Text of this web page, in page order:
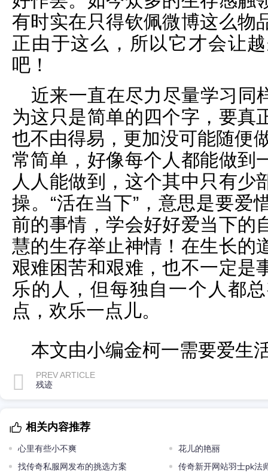
有时实在只得钦佩微博这么物
正由于这么，所以它才会让
吧！
近来一直在尽力尽量学习
为这只是简单的四个字，要真
也不由得易，更加没可能随便
常简单，好像每个人都能做到
人人能做到，这个其中只有少
操。“活在当下”，意思是要爱
前的事情，学会好好爱当下的
慧的生存举止神情！在生长的
艰难困苦和艰难，也不一定是
乐的人，但每独自一个人都
点，欢乐一点儿。
本文由小编金柯一需要爱生
PREV ARTICLE
残迹
相关内容推荐
心里有些小不爽
花儿的艳丽
找传奇私服网发布的挑选方案
传奇新开网站羽士pk法